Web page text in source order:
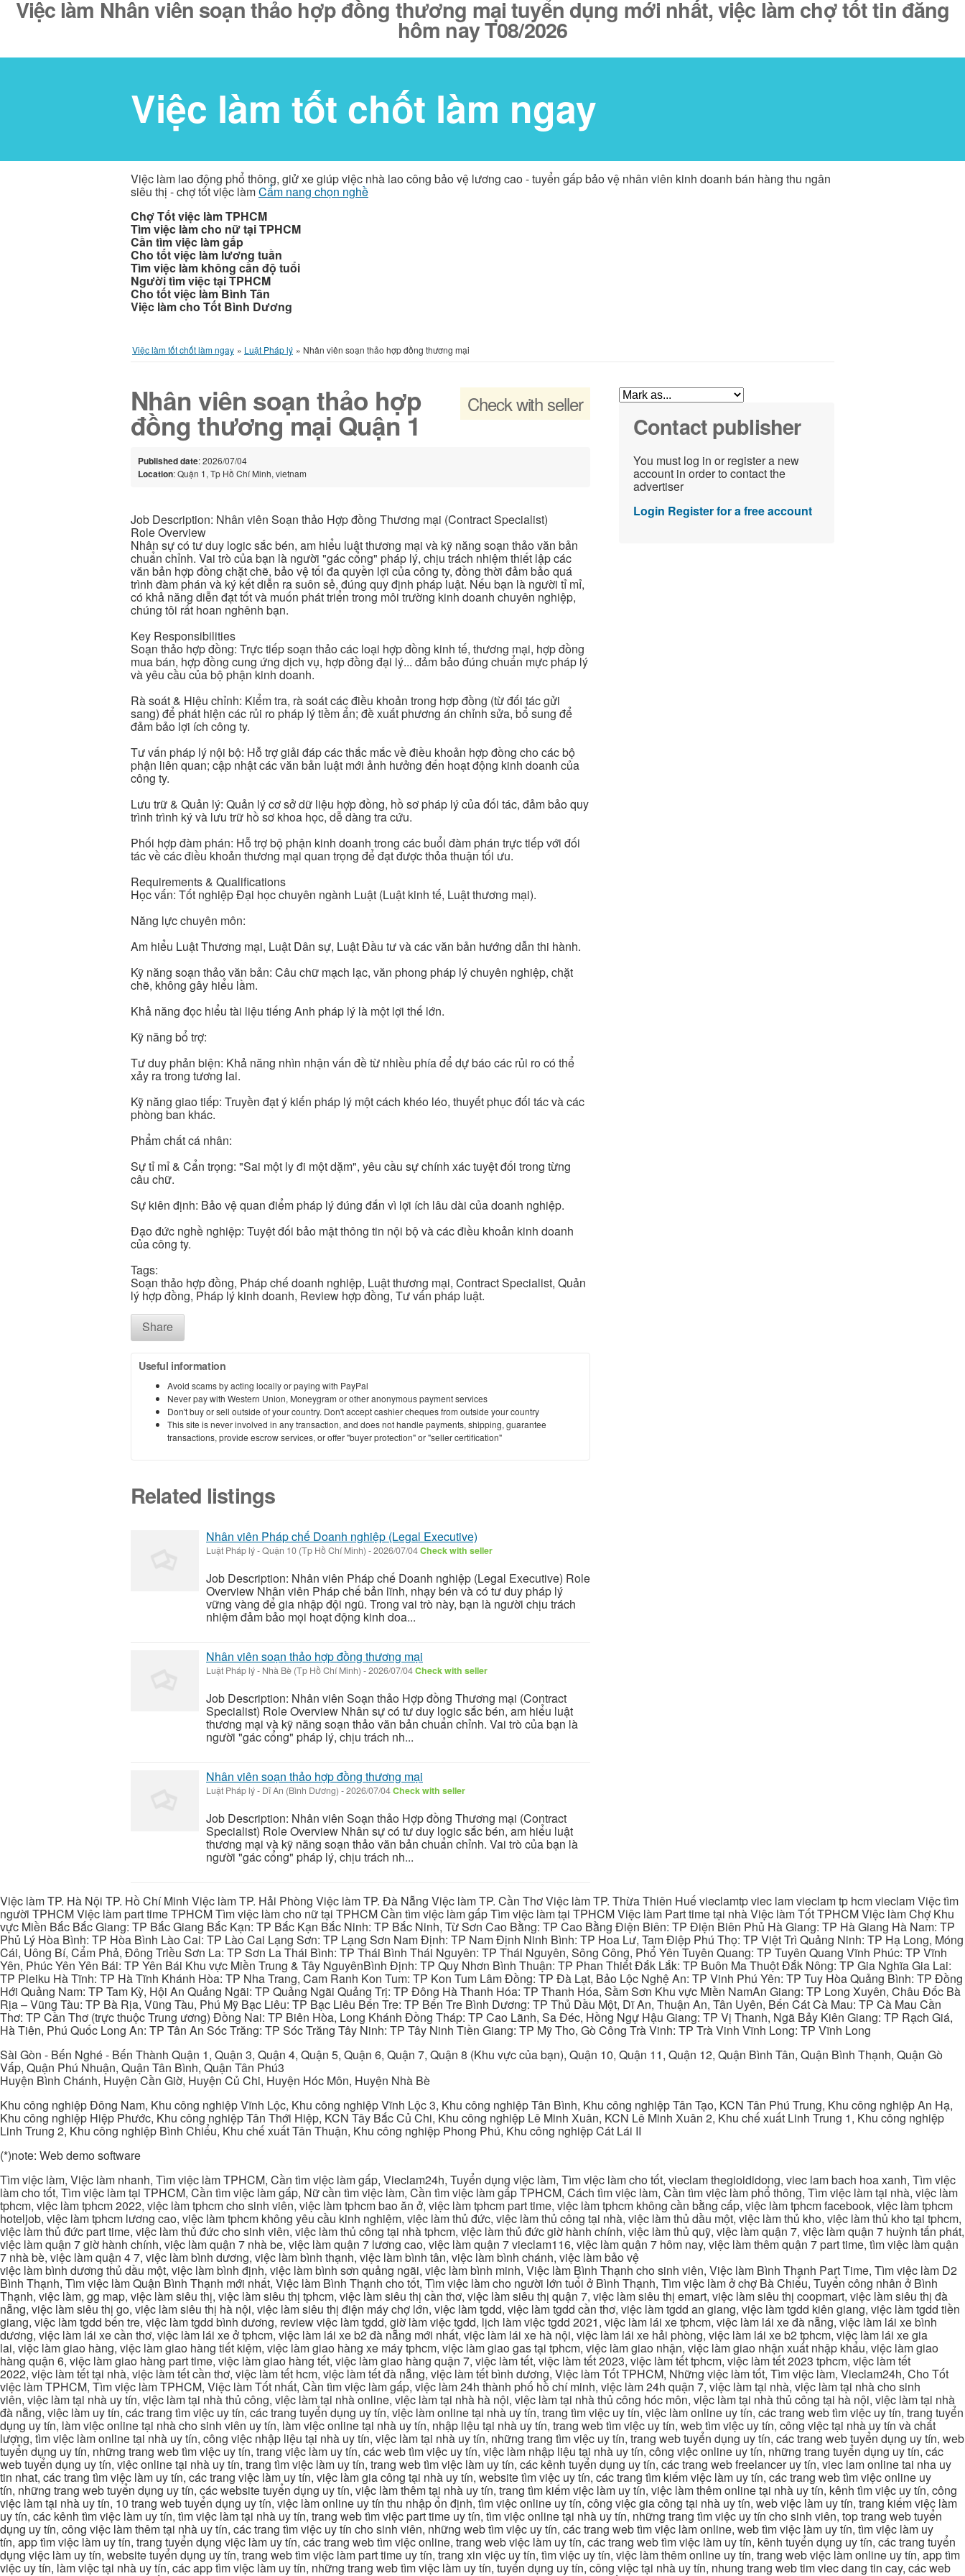
Việc làm Nhân viên soạn thảo hợp đồng thương mại tuyển dụng mới nhất, việc làm chợ tốt tin đăng
hôm nay T08/2026
Việc làm tốt chốt làm ngay
Việc làm lao động phổ thông, giử xe giúp việc nhà lao công bảo vệ lương cao - tuyển gấp bảo vệ nhân viên kinh doanh bán hàng thu ngân
siêu thị - chợ tốt việc làmCẩm nang chọn nghề
Chợ Tốt việc làm TPHCM
Tìm việc làm cho nữ tại TPHCM
Cần tìm việc làm gấp
Cho tốt việc làm lương tuần
Tìm việc làm không cần độ tuổi
Người tìm việc tại TPHCM
Cho tốt việc làm Bình Tân
Việc làm cho Tốt Bình Dương
Việc làm tốt chốt làm ngay » Luật Pháp lý » Nhân viên soạn thảo hợp đồng thương mại
Check with seller
Nhân viên soạn thảo hợp
đồng thương mại Quận 1
Published date: 2026/07/04
Location: Quận 1, Tp Hồ Chí Minh, vietnam
Job Description: Nhân viên Soạn thảo Hợp đồng Thương mại (Contract Specialist)
Role Overview
Nhân sự có tư duy logic sắc bén, am hiểu luật thương mại và kỹ năng soạn thảo văn bản
chuẩn chỉnh. Vai trò của bạn là người "gác cổng" pháp lý, chịu trách nhiệm thiết lập các
văn bản hợp đồng chặt chẽ, bảo vệ tối đa quyền lợi của công ty, đồng thời đảm bảo quá
trình đàm phán và ký kết diễn ra suôn sẻ, đúng quy định pháp luật. Nếu bạn là người tỉ mỉ,
có khả năng diễn đạt tốt và muốn phát triển trong môi trường kinh doanh chuyên nghiệp,
chúng tôi rất hoan nghênh bạn.
Key Responsibilities
Soạn thảo hợp đồng: Trực tiếp soạn thảo các loại hợp đồng kinh tế, thương mại, hợp đồng
mua bán, hợp đồng cung ứng dịch vụ, hợp đồng đại lý... đảm bảo đúng chuẩn mực pháp lý
và yêu cầu của bộ phận kinh doanh.
Rà soát & Hiệu chỉnh: Kiểm tra, rà soát các điều khoản trong hợp đồng (từ đối tác gửi
sang) để phát hiện các rủi ro pháp lý tiềm ẩn; đề xuất phương án chỉnh sửa, bổ sung để
đảm bảo lợi ích công ty.
Tư vấn pháp lý nội bộ: Hỗ trợ giải đáp các thắc mắc về điều khoản hợp đồng cho các bộ
phận liên quan; cập nhật các văn bản luật mới ảnh hưởng đến hoạt động kinh doanh của
công ty.
Lưu trữ & Quản lý: Quản lý cơ sở dữ liệu hợp đồng, hồ sơ pháp lý của đối tác, đảm bảo quy
trình trình ký và lưu trữ hồ sơ khoa học, dễ dàng tra cứu.
Phối hợp đàm phán: Hỗ trợ bộ phận kinh doanh trong các buổi đàm phán trực tiếp với đối
tác về các điều khoản thương mại quan trọng để đạt được thỏa thuận tối ưu.
Requirements & Qualifications
Học vấn: Tốt nghiệp Đại học chuyên ngành Luật (Luật kinh tế, Luật thương mại).
Năng lực chuyên môn:
Am hiểu Luật Thương mại, Luật Dân sự, Luật Đầu tư và các văn bản hướng dẫn thi hành.
Kỹ năng soạn thảo văn bản: Câu chữ mạch lạc, văn phong pháp lý chuyên nghiệp, chặt
chẽ, không gây hiểu lầm.
Khả năng đọc hiểu tài liệu tiếng Anh pháp lý là một lợi thế lớn.
Kỹ năng bổ trợ:
Tư duy phản biện: Khả năng nhìn nhận vấn đề từ nhiều phía để dự báo các rủi ro có thể
xảy ra trong tương lai.
Kỹ năng giao tiếp: Truyền đạt ý kiến pháp lý một cách khéo léo, thuyết phục đối tác và các
phòng ban khác.
Phẩm chất cá nhân:
Sự tỉ mỉ & Cẩn trọng: "Sai một ly đi một dặm", yêu cầu sự chính xác tuyệt đối trong từng
câu chữ.
Sự kiên định: Bảo vệ quan điểm pháp lý đúng đắn vì lợi ích lâu dài của doanh nghiệp.
Đạo đức nghề nghiệp: Tuyệt đối bảo mật thông tin nội bộ và các điều khoản kinh doanh
của công ty.
Tags:
Soạn thảo hợp đồng, Pháp chế doanh nghiệp, Luật thương mại, Contract Specialist, Quản
lý hợp đồng, Pháp lý kinh doanh, Review hợp đồng, Tư vấn pháp luật.
Share
Useful information
Avoid scams by acting locally or paying with PayPal
Never pay with Western Union, Moneygram or other anonymous payment services
Don't buy or sell outside of your country. Don't accept cashier cheques from outside your country
This site is never involved in any transaction, and does not handle payments, shipping, guarantee
transactions, provide escrow services, or offer "buyer protection" or "seller certification"
Related listings
Nhân viên Pháp chế Doanh nghiệp (Legal Executive)
Luật Pháp lý-Quận 10 (Tp Hồ Chí Minh) -2026/07/04Check with seller
Job Description: Nhân viên Pháp chế Doanh nghiệp (Legal Executive) Role
Overview Nhân viên Pháp chế bản lĩnh, nhạy bén và có tư duy pháp lý
vững vàng để gia nhập đội ngũ. Trong vai trò này, bạn là người chịu trách
nhiệm đảm bảo mọi hoạt động kinh doa...
Nhân viên soạn thảo hợp đồng thương mại
Luật Pháp lý- Nhà Bè (Tp Hồ Chí Minh) -2026/07/04Check with seller
Job Description: Nhân viên Soạn thảo Hợp đồng Thương mại (Contract
Specialist) Role Overview Nhân sự có tư duy logic sắc bén, am hiểu luật
thương mại và kỹ năng soạn thảo văn bản chuẩn chỉnh. Vai trò của bạn là
người "gác cổng" pháp lý, chịu trách nh...
Nhân viên soạn thảo hợp đồng thương mại
Luật Pháp lý- Dĩ An (Bình Dương) -2026/07/04Check with seller
Job Description: Nhân viên Soạn thảo Hợp đồng Thương mại (Contract
Specialist) Role Overview Nhân sự có tư duy logic sắc bén, am hiểu luật
thương mại và kỹ năng soạn thảo văn bản chuẩn chỉnh. Vai trò của bạn là
người "gác cổng" pháp lý, chịu trách nh...
Contact publisher
You must log in or register a new
account in order to contact the
advertiser
Login Register for a free account
Việc làm TP. Hà Nội TP. Hồ Chí Minh Việc làm TP. Hải Phòng Việc làm TP. Đà Nẵng Việc làm TP. Cần Thơ Việc làm TP. Thừa Thiên Huế vieclamtp viec lam vieclam tp hcm vieclam Việc tìm
người TPHCM Việc làm part time TPHCM Tìm việc làm cho nữ tại TPHCM Cần tìm việc làm gấp Tìm việc làm tại TPHCM Việc làm Part time tại nhà Việc làm Tốt TPHCM Việc làm Chợ Khu
vực Miền Bắc Bắc Giang: TP Bắc Giang Bắc Kạn: TP Bắc Kạn Bắc Ninh: TP Bắc Ninh, Từ Sơn Cao Bằng: TP Cao Bằng Điện Biên: TP Điện Biên Phủ Hà Giang: TP Hà Giang Hà Nam: TP
Phủ Lý Hòa Bình: TP Hòa Bình Lào Cai: TP Lào Cai Lạng Sơn: TP Lạng Sơn Nam Định: TP Nam Định Ninh Bình: TP Hoa Lư, Tam Điệp Phú Thọ: TP Việt Trì Quảng Ninh: TP Hạ Long, Móng
Cái, Uông Bí, Cẩm Phả, Đông Triều Sơn La: TP Sơn La Thái Bình: TP Thái Bình Thái Nguyên: TP Thái Nguyên, Sông Công, Phổ Yên Tuyên Quang: TP Tuyên Quang Vĩnh Phúc: TP Vĩnh
Yên, Phúc Yên Yên Bái: TP Yên Bái Khu vực Miền Trung & Tây NguyênBình Định: TP Quy Nhơn Bình Thuận: TP Phan Thiết Đắk Lắk: TP Buôn Ma Thuột Đắk Nông: TP Gia Nghĩa Gia Lai:
TP Pleiku Hà Tĩnh: TP Hà Tĩnh Khánh Hòa: TP Nha Trang, Cam Ranh Kon Tum: TP Kon Tum Lâm Đồng: TP Đà Lạt, Bảo Lộc Nghệ An: TP Vinh Phú Yên: TP Tuy Hòa Quảng Bình: TP Đồng
Hới Quảng Nam: TP Tam Kỳ, Hội An Quảng Ngãi: TP Quảng Ngãi Quảng Trị: TP Đông Hà Thanh Hóa: TP Thanh Hóa, Sầm Sơn Khu vực Miền NamAn Giang: TP Long Xuyên, Châu Đốc Bà
Rịa – Vũng Tàu: TP Bà Rịa, Vũng Tàu, Phú Mỹ Bạc Liêu: TP Bạc Liêu Bến Tre: TP Bến Tre Bình Dương: TP Thủ Dầu Một, Dĩ An, Thuận An, Tân Uyên, Bến Cát Cà Mau: TP Cà Mau Cần
Thơ: TP Cần Thơ (trực thuộc Trung ương) Đồng Nai: TP Biên Hòa, Long Khánh Đồng Tháp: TP Cao Lãnh, Sa Đéc, Hồng Ngự Hậu Giang: TP Vị Thanh, Ngã Bảy Kiên Giang: TP Rạch Giá,
Hà Tiên, Phú Quốc Long An: TP Tân An Sóc Trăng: TP Sóc Trăng Tây Ninh: TP Tây Ninh Tiền Giang: TP Mỹ Tho, Gò Công Trà Vinh: TP Trà Vinh Vĩnh Long: TP Vĩnh Long
Sài Gòn - Bến Nghé - Bến Thành Quận 1, Quận 3, Quận 4, Quận 5, Quận 6, Quận 7, Quận 8 (Khu vực của bạn), Quận 10, Quận 11, Quận 12, Quận Bình Tân, Quận Bình Thạnh, Quận Gò
Vấp, Quận Phú Nhuận, Quận Tân Bình, Quận Tân Phú3
Huyện Bình Chánh, Huyện Cần Giờ, Huyện Củ Chi, Huyện Hóc Môn, Huyện Nhà Bè
Khu công nghiệp Đông Nam, Khu công nghiệp Vĩnh Lộc, Khu công nghiệp Vĩnh Lộc 3, Khu công nghiệp Tân Bình, Khu công nghiệp Tân Tạo, KCN Tân Phú Trung, Khu công nghiệp An Hạ,
Khu công nghiệp Hiệp Phước, Khu công nghiệp Tân Thới Hiệp, KCN Tây Bắc Củ Chi, Khu công nghiệp Lê Minh Xuân, KCN Lê Minh Xuân 2, Khu chế xuất Linh Trung 1, Khu công nghiệp
Linh Trung 2, Khu công nghiệp Bình Chiểu, Khu chế xuất Tân Thuận, Khu công nghiệp Phong Phú, Khu công nghiệp Cát Lái II
(*)note: Web demo software
Tìm việc làm, Việc làm nhanh, Tìm việc làm TPHCM, Cần tìm việc làm gấp, Vieclam24h, Tuyển dụng việc làm, Tìm việc làm cho tốt, vieclam thegioididong, viec lam bach hoa xanh, Tìm việc
làm cho tốt, Tìm việc làm tại TPHCM, Cần tìm việc làm gấp, Nữ cần tìm việc làm, Cần tìm việc làm gấp TPHCM, Cách tìm việc làm, Cần tìm việc làm phổ thông, Tìm việc làm tại nhà, việc làm
tphcm, việc làm tphcm 2022, việc làm tphcm cho sinh viên, việc làm tphcm bao ăn ở, việc làm tphcm part time, việc làm tphcm không cần bằng cấp, việc làm tphcm facebook, việc làm tphcm
hoteljob, việc làm tphcm lương cao, việc làm tphcm không yêu cầu kinh nghiệm, việc làm thủ đức, việc làm thủ công tại nhà, việc làm thủ dầu một, việc làm thủ kho, việc làm thủ kho tại tphcm,
việc làm thủ đức part time, việc làm thủ đức cho sinh viên, việc làm thủ công tại nhà tphcm, việc làm thủ đức giờ hành chính, việc làm thủ quỹ, việc làm quận 7, việc làm quận 7 huỳnh tấn phát,
việc làm quận 7 giờ hành chính, việc làm quận 7 nhà be, việc làm quận 7 lương cao, việc làm quận 7 vieclam116, việc làm quận 7 hôm nay, việc làm thêm quận 7 part time, tìm việc làm quận
7 nhà bè, việc làm quận 4 7, việc làm bình dương, việc làm bình thạnh, việc làm bình tân, việc làm bình chánh, việc làm bảo vệ
việc làm bình dương thủ dầu một, việc làm bình định, việc làm bình sơn quảng ngãi, việc làm bình minh, Việc làm Bình Thạnh cho sinh viên, Việc làm Bình Thạnh Part Time, Tìm việc làm D2
Bình Thạnh, Tìm việc làm Quận Bình Thạnh mới nhất, Việc làm Bình Thạnh cho tốt, Tìm việc làm cho người lớn tuổi ở Bình Thạnh, Tìm việc làm ở chợ Bà Chiểu, Tuyển công nhân ở Bình
Thạnh, việc làm, gg map, việc làm siêu thị, việc làm siêu thị tphcm, việc làm siêu thị cần thơ, việc làm siêu thị quận 7, việc làm siêu thị emart, việc làm siêu thị coopmart, việc làm siêu thị đà
nẵng, việc làm siêu thị go, việc làm siêu thị hà nội, việc làm siêu thị điện máy chợ lớn, việc làm tgdd, việc làm tgdd cần thơ, việc làm tgdd an giang, việc làm tgdd kiên giang, việc làm tgdd tiền
giang, việc làm tgdd bến tre, việc làm tgdd bình dương, review việc làm tgdd, giờ làm việc tgdd, lịch làm việc tgdd 2021, việc làm lái xe tphcm, việc làm lái xe đà nẵng, việc làm lái xe bình
dương, việc làm lái xe cần thơ, việc làm lái xe ở tphcm, việc làm lái xe b2 đà nẵng mới nhất, việc làm lái xe hà nội, việc làm lái xe hải phòng, việc làm lái xe b2 tphcm, việc làm lái xe gia
lai, việc làm giao hàng, việc làm giao hàng tiết kiệm, việc làm giao hàng xe máy tphcm, việc làm giao gas tại tphcm, việc làm giao nhận, việc làm giao nhận xuất nhập khẩu, việc làm giao
hàng quận 6, việc làm giao hàng part time, việc làm giao hàng tết, việc làm giao hàng quận 7, việc làm tết, việc làm tết 2023, việc làm tết tphcm, việc làm tết 2023 tphcm, việc làm tết
2022, việc làm tết tại nhà, việc làm tết cần thơ, việc làm tết hcm, việc làm tết đà nẵng, việc làm tết bình dương, Việc làm Tốt TPHCM, Những việc làm tốt, Tìm việc làm, Vieclam24h, Cho Tốt
việc làm TPHCM, Tìm việc làm TPHCM, Việc làm Tốt nhất, Cần tìm việc làm gấp, việc làm 24h thành phố hồ chí minh, việc làm 24h quận 7, việc làm tại nhà, việc làm tại nhà cho sinh
viên, việc làm tại nhà uy tín, việc làm tại nhà thủ công, việc làm tại nhà online, việc làm tại nhà hà nội, việc làm tại nhà thủ công hóc môn, việc làm tại nhà thủ công tại hà nội, việc làm tại nhà
đà nẵng, việc làm uy tín, các trang tìm việc uy tín, các trang tuyển dụng uy tín, việc làm online tại nhà uy tín, trang tìm việc uy tín, việc làm online uy tín, các trang web tìm việc uy tín, trang tuyển
dụng uy tín, làm việc online tại nhà cho sinh viên uy tín, làm việc online tại nhà uy tín, nhập liệu tại nhà uy tín, trang web tìm việc uy tín, web tìm việc uy tín, công việc tại nhà uy tín và chất
lượng, tìm việc làm online tại nhà uy tín, công việc nhập liệu tại nhà uy tín, việc làm tại nhà uy tín, những trang tìm việc uy tín, trang web tuyển dụng uy tín, các trang web tuyển dụng uy tín, web
tuyển dụng uy tín, những trang web tìm việc uy tín, trang việc làm uy tín, các web tìm việc uy tín, việc làm nhập liệu tại nhà uy tín, công việc online uy tín, những trang tuyển dụng uy tín, các
web tuyển dụng uy tín, việc online tại nhà uy tín, trang tìm việc làm uy tín, trang web tìm việc làm uy tín, các kênh tuyển dụng uy tín, các trang web freelancer uy tín, viec lam online tai nha uy
tin nhat, các trang tìm việc làm uy tín, các trang việc làm uy tín, việc làm gia công tại nhà uy tín, website tìm việc uy tín, các trang tìm kiếm việc làm uy tín, các trang web tìm việc online uy
tín, những trang web tuyển dụng uy tín, các website tuyển dụng uy tín, việc làm thêm tại nhà uy tín, trang tìm kiếm việc làm uy tín, việc làm thêm online tại nhà uy tín, kênh tìm việc uy tín, công
việc làm tại nhà uy tín, 10 trang web tuyển dụng uy tín, việc làm online uy tín thu nhập ổn định, tìm việc online uy tín, công việc gia công tại nhà uy tín, web việc làm uy tín, trang kiếm việc làm
uy tín, các kênh tìm việc làm uy tín, tìm việc làm tại nhà uy tín, trang web tìm việc part time uy tín, tìm việc online tại nhà uy tín, những trang tìm việc uy tín cho sinh viên, top trang web tuyển
dụng uy tín, công việc làm thêm tại nhà uy tín, các trang tìm việc uy tín cho sinh viên, những web tìm việc uy tín, các trang web tìm việc làm online, web tìm việc làm uy tín, tìm việc làm uy
tín, app tìm việc làm uy tín, trang tuyển dụng việc làm uy tín, các trang web tìm việc online, trang web việc làm uy tín, các trang web tìm việc làm uy tín, kênh tuyển dụng uy tín, các trang tuyển
dụng việc làm uy tín, website tuyển dụng uy tín, trang web tìm việc làm part time uy tín, trang xin việc uy tín, tìm việc uy tín, việc làm thêm online uy tín, trang web việc làm online uy tín, app tìm
việc uy tín, làm việc tại nhà uy tín, các app tìm việc làm uy tín, những trang web tìm việc làm uy tín, tuyển dụng uy tín, công việc tại nhà uy tín, nhung trang web tim viec dang tin cay, các web